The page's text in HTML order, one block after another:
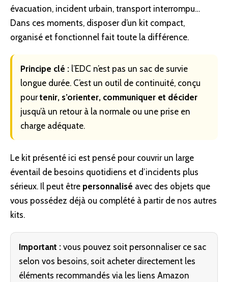
évacuation, incident urbain, transport interrompu…
Dans ces moments, disposer d’un kit compact,
organisé et fonctionnel fait toute la différence.
Principe clé : l’EDC n’est pas un sac de survie
longue durée. C’est un outil de continuité, conçu
pourtenir, s’orienter, communiquer et décider
jusqu’à un retour à la normale ou une prise en
charge adéquate.
Le kit présenté ici est pensé pour couvrir un large
éventail de besoins quotidiens et d’incidents plus
sérieux. Il peut être personnalisé avec des objets que
vous possédez déjà ou complété à partir de nos autres
kits.
Important : vous pouvez soit personnaliser ce sac
selon vos besoins, soit acheter directement les
éléments recommandés via les liens Amazon